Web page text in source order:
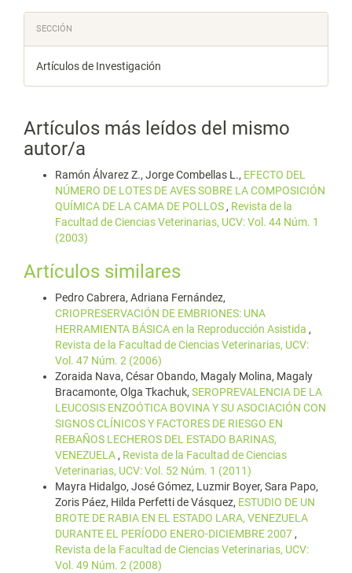
SECCIÓN
Artículos de Investigación
Artículos más leídos del mismo
autor/a
Ramón Álvarez Z., Jorge Combellas L., EFECTO DEL
NÚMERO DE LOTES DE AVES SOBRE LA COMPOSICIÓN
QUÍMICA DE LA CAMA DE POLLOS , Revista de la
Facultad de Ciencias Veterinarias, UCV: Vol. 44 Núm. 1
(2003)
Artículos similares
Pedro Cabrera, Adriana Fernández,
CRIOPRESERVACIÓN DE EMBRIONES: UNA
HERRAMIENTA BÁSICA en la Reproducción Asistida ,
Revista de la Facultad de Ciencias Veterinarias, UCV:
Vol. 47 Núm. 2 (2006)
Zoraida Nava, César Obando, Magaly Molina, Magaly
Bracamonte, Olga Tkachuk, SEROPREVALENCIA DE LA
LEUCOSIS ENZOÓTICA BOVINA Y SU ASOCIACIÓN CON
SIGNOS CLÍNICOS Y FACTORES DE RIESGO EN
REBAÑOS LECHEROS DEL ESTADO BARINAS,
VENEZUELA , Revista de la Facultad de Ciencias
Veterinarias, UCV: Vol. 52 Núm. 1 (2011)
Mayra Hidalgo, José Gómez, Luzmir Boyer, Sara Papo,
Zoris Páez, Hilda Perfetti de Vásquez, ESTUDIO DE UN
BROTE DE RABIA EN EL ESTADO LARA, VENEZUELA
DURANTE EL PERÍODO ENERO-DICIEMBRE 2007 ,
Revista de la Facultad de Ciencias Veterinarias, UCV:
Vol. 49 Núm. 2 (2008)